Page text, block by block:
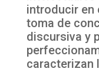
introducir en
toma de
discursiva y
caracterizan